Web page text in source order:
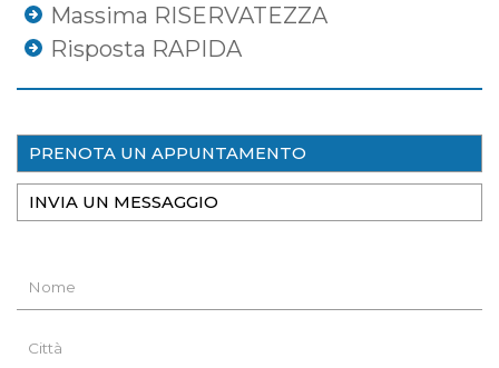
Massima RISERVATEZZA
Risposta RAPIDA
PRENOTA UN APPUNTAMENTO
INVIA UN MESSAGGIO